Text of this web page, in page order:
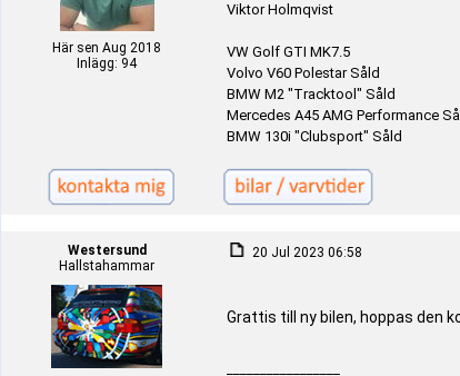
Här sen Aug 2018
Inlägg: 94
Viktor Holmqvist
VW Golf GTI MK7.5
Volvo V60 Polestar Såld
BMW M2 "Tracktool" Såld
Mercedes A45 AMG Performance
BMW 130i "Clubsport" Såld
Westersund
Hallstahammar
20 Jul 2023 06:58
Grattis till ny bilen, hoppas den